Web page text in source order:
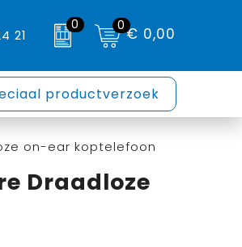
21
0 0€ 0,00
productverzoek
on-ear koptelefoon
Draadloze